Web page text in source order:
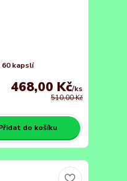
60 kapslí
510,00 Kč
468,00 Kč/ks
do košíku